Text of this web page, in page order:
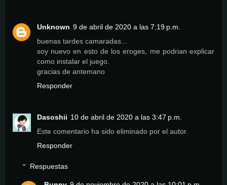
Unknown 9 de abril de 2020 a las 7:19 p.m.
buenas tardes camaradas...
soy nuevo en esto de los eroges, me podrian explicar
como instalar el juego.
gracias de antemano
Responder
Dasoshii 10 de abril de 2020 a las 3:47 p.m.
Este comentario ha sido eliminado por el autor.
Responder
Respuestas